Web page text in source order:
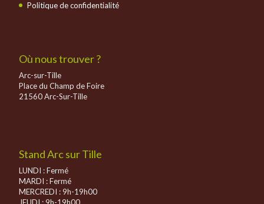
Politique de confidentialité
Où nous trouver ?
Arc-sur-Tille
Place du Champ de Foire
21560 Arc-Sur-Tille
Stand Arc sur Tille
LUNDI : Fermé
MARDI : Fermé
MERCREDI : 9h-19h00
JEUDI : 9h-19h00